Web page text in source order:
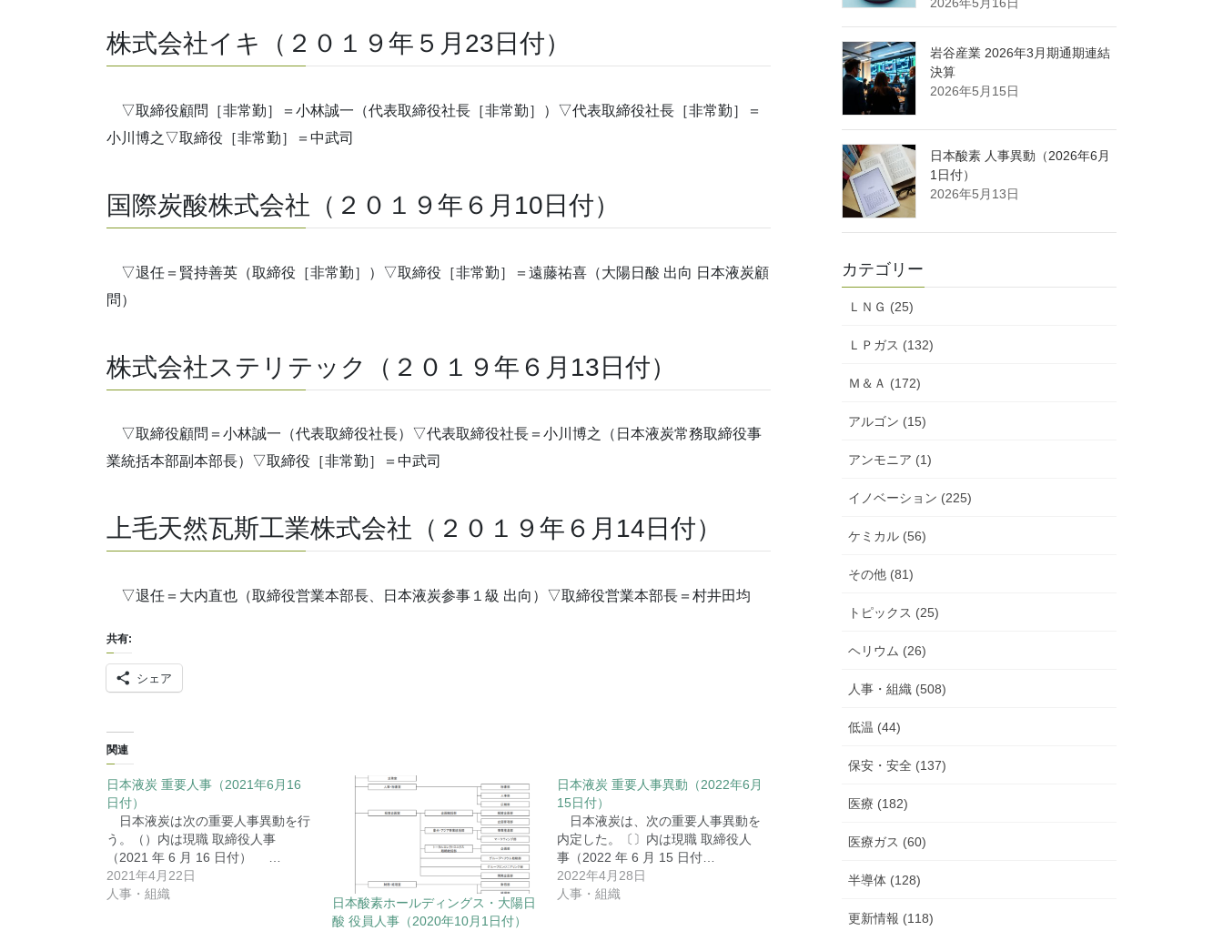
株式会社イキ（２０１９年５月23日付）
▽取締役顧問［非常勤］＝小林誠一（代表取締役社長［非常勤］）▽代表取締役社長［非常勤］＝
小川博之▽取締役［非常勤］＝中武司
国際炭酸株式会社（２０１９年６月10日付）
▽退任＝賢持善英（取締役［非常勤］）▽取締役［非常勤］＝遠藤祐喜（大陽日酸 出向 日本液炭顧
問）
株式会社ステリテック（２０１９年６月13日付）
▽取締役顧問＝小林誠一（代表取締役社長）▽代表取締役社長＝小川博之（日本液炭常務取締役事
業統括本部副本部長）▽取締役［非常勤］＝中武司
上毛天然瓦斯工業株式会社（２０１９年６月14日付）
▽退任＝大内直也（取締役営業本部長、日本液炭参事１級 出向）▽取締役営業本部長＝村井田均
共有:
シェア
関連
日本液炭 重要人事（2021年6月16
日付）
日本液炭は次の重要人事異動を行
う。（）内は現職 取締役人事
（2021 年 6 月 16 日付） …
2021年4月22日
人事・組織
日本酸素ホールディングス・大陽日
酸 役員人事（2020年10月1日付）
日本液炭 重要人事異動（2022年6月
15日付）
日本液炭は、次の重要人事異動を
内定した。〔〕内は現職 取締役人
事（2022 年 6 月 15 日付…
2022年4月28日
人事・組織
岩谷産業 2026年3月期通期連結
決算
2026年5月15日
日本酸素 人事異動（2026年6月
1日付）
2026年5月13日
カテゴリー
ＬＮＧ (25)
ＬＰガス (132)
Ｍ＆Ａ (172)
アルゴン (15)
アンモニア (1)
イノベーション (225)
ケミカル (56)
その他 (81)
トピックス (25)
ヘリウム (26)
人事・組織 (508)
低温 (44)
保安・安全 (137)
医療 (182)
医療ガス (60)
半導体 (128)
更新情報 (118)